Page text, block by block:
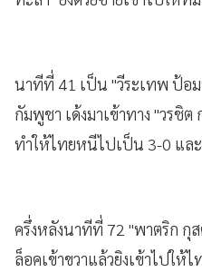
นาทีที่ 41 เป็น "วีระเทพ ป้อ
กัมพูชา เด้งมาเข้าทาง "วรชิ
ทำให้ไทยหนีไปเป็น 3-0 แล
ครึ่งหลังนาทีที่ 72 "พาตริก
ล็อคเข้าขวาแล้วยิงเข้าไปใ